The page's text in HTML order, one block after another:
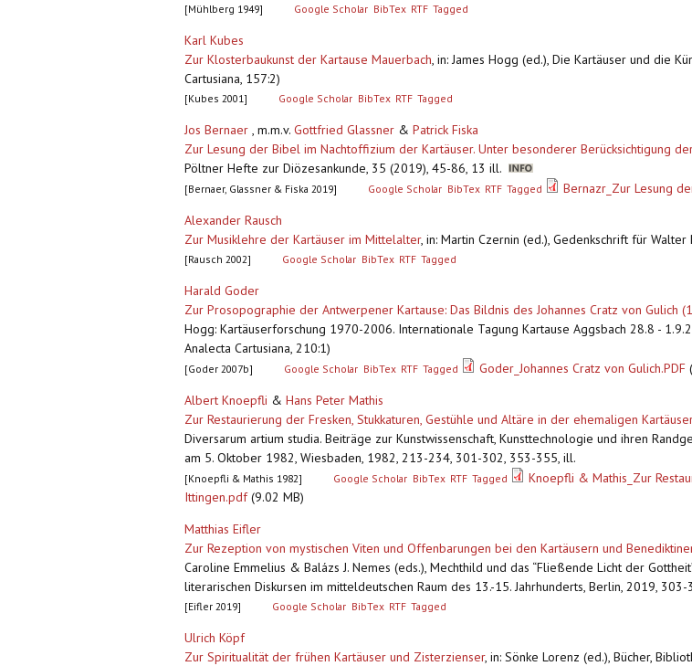
[Mühlberg 1949] Google Scholar BibTex RTF Tagged
Karl Kubes
Zur Klosterbaukunst der Kartause Mauerbach, in: James Hogg (ed.), Die Kartäuser und die
Cartusiana, 157:2)
[Kubes 2001] Google Scholar BibTex RTF Tagged
Jos Bernaer , m.m.v. Gottfried Glassner & Patrick Fiska
Zur Lesung der Bibel im Nachtoffizium der Kartäuser. Unter besonderer Berücksichtigung
Pöltner Hefte zur Diözesankunde, 35 (2019), 45-86, 13 ill.
[Bernaer, Glassner & Fiska 2019] Google Scholar BibTex RTF Tagged Bernazr_Zur Lesung
Alexander Rausch
Zur Musiklehre der Kartäuser im Mittelalter, in: Martin Czernin (ed.), Gedenkschrift für
[Rausch 2002] Google Scholar BibTex RTF Tagged
Harald Goder
Zur Prosopographie der Antwerpener Kartause: Das Bildnis des Johannes Cratz von Gulich
Hogg: Kartäuserforschung 1970-2006. Internationale Tagung Kartause Aggsbach 28.8 -
Analecta Cartusiana, 210:1)
[Goder 2007b] Google Scholar BibTex RTF Tagged Goder_Johannes Cratz von Gulich.PDF
Albert Knoepfli & Hans Peter Mathis
Zur Restaurierung der Fresken, Stukkaturen, Gestühle und Altäre in der ehemaligen
Diversarum artium studia. Beiträge zur Kunstwissenschaft, Kunsttechnologie und ihren
am 5. Oktober 1982, Wiesbaden, 1982, 213-234, 301-302, 353-355, ill.
[Knoepfli & Mathis 1982] Google Scholar BibTex RTF Tagged
Knoepfli & Mathis_Zur
Ittingen.pdf(9.02 MB)
Matthias Eifler
Zur Rezeption von mystischen Viten und Offenbarungen bei den Kartäusern und
Caroline Emmelius & Balázs J. Nemes (eds.), Mechthild und das “Fließende Licht der
literarischen Diskursen im mitteldeutschen Raum des 13.-15. Jahrhunderts, Berlin, 2019,
[Eifler 2019] Google Scholar BibTex RTF Tagged
Ulrich Köpf
Zur Spiritualität der frühen Kartäuser und Zisterzienser, in: Sönke Lorenz (ed.), Bücher,